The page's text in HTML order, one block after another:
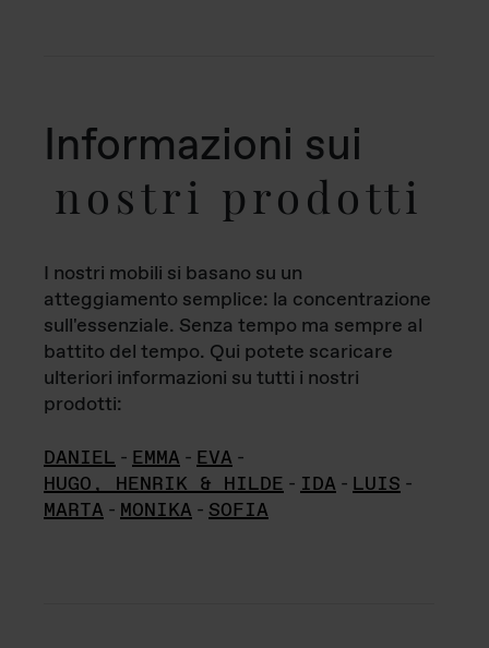
Informazioni sui
nostri prodotti
I nostri mobili si basano su un
atteggiamento semplice: la concentrazione
sull'essenziale. Senza tempo ma sempre al
battito del tempo. Qui potete scaricare
ulteriori informazioni su tutti i nostri
prodotti:
DANIEL - EMMA - EVA -
HUGO, HENRIK & HILDE - IDA - LUIS -
MARTA - MONIKA - SOFIA